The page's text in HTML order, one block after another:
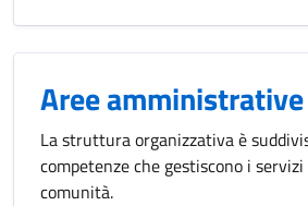
Aree amministrative
La struttura organizzativa è
competenze che gestiscono i
comunità.